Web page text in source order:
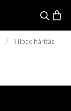
Kereses
/ Hibaelhárítás